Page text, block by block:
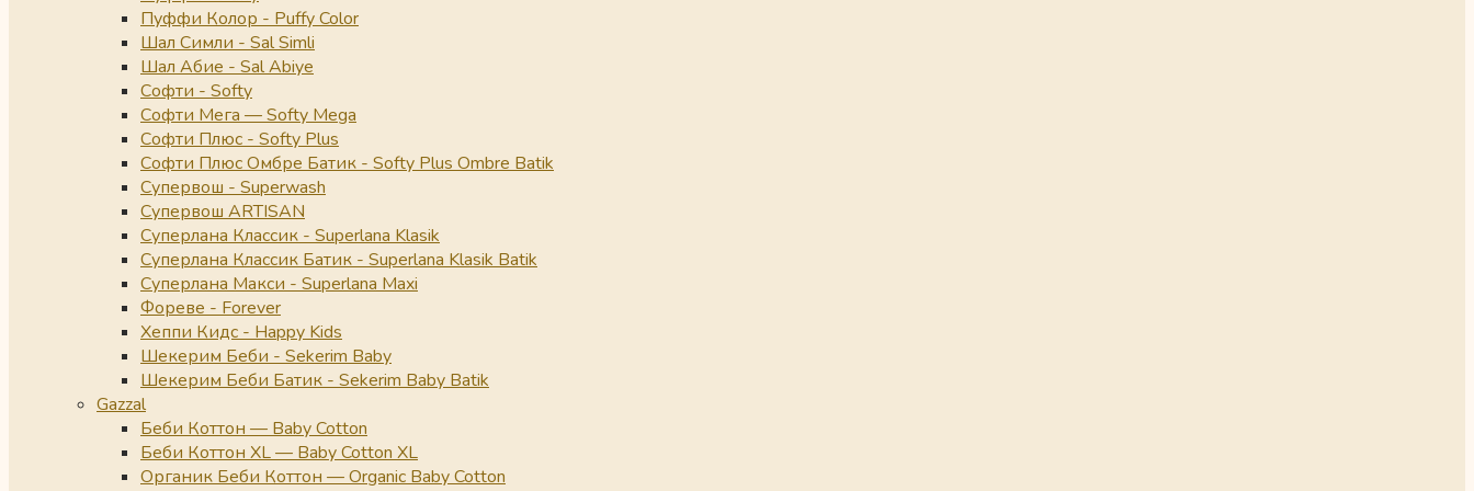
Пуффи Колор - Puffy Color
Шал Симли - Sal Simli
Шал Абие - Sal Abiye
Софти - Softy
Софти Мега — Softy Mega
Софти Плюс - Softy Plus
Софти Плюс Омбре Батик - Softy Plus Ombre Batik
Супервош - Superwash
Супервош ARTISAN
Суперлана Классик - Superlana Klasik
Суперлана Классик Батик - Superlana Klasik Batik
Суперлана Макси - Superlana Maxi
Фореве - Forever
Хеппи Кидс - Happy Kids
Шекерим Беби - Sekerim Baby
Шекерим Беби Батик - Sekerim Baby Batik
Gazzal
Беби Коттон — Baby Cotton
Беби Коттон XL — Baby Cotton XL
Органик Беби Коттон — Organic Baby Cotton